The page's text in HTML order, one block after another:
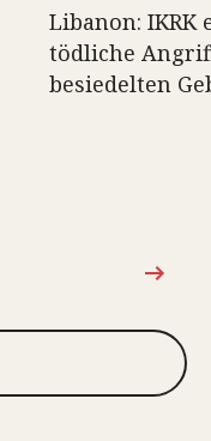
Libanon: IKRK
tödliche
besiedelten